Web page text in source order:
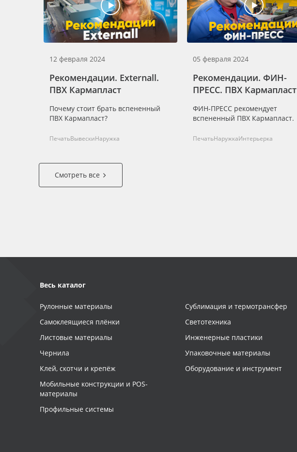
12 февраля 2024
Рекомендации. Externall.
ПВХ Кармапласт
Почему стоит брать вспененный
ПВХ Кармапласт?
ПечатьВывескиНаружка
05 февраля 2024
Рекомендации. ФИН-
ПРЕСС. ПВХ Кармапласт
ФИН-ПРЕСС рекомендует
вспененный ПВХ Кармапласт.
ПечатьНаружкаИнтерьерка
Смотреть все
Весь каталог
Рулонные материалы
Самоклеящиеся плёнки
Листовые материалы
Чернила
Клей, скотчи и крепёж
Мобильные конструкции и POS-
материалы
Профильные системы
Сублимация и термотрансфер
Светотехника
Инженерные пластики
Упаковочные материалы
Оборудование и инструмент